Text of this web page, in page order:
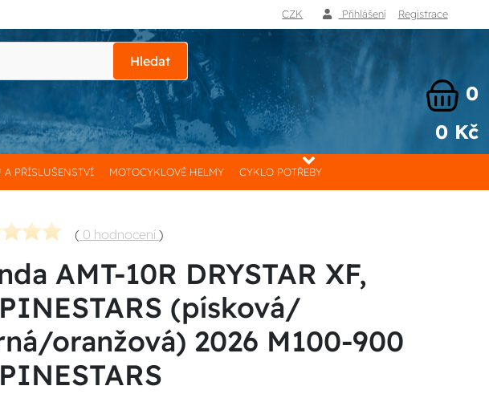
CZK Přihlášení Registrace
Hledat
0
0 Kč
A PŘÍSLUŠENSTVÍ MOTOCYKLOVÉ HELMY CYKLO POTŘEBY
( 0 hodnocení )
AMT-10R DRYSTAR XF,
(písková/
oranžová) 2026 M100-900